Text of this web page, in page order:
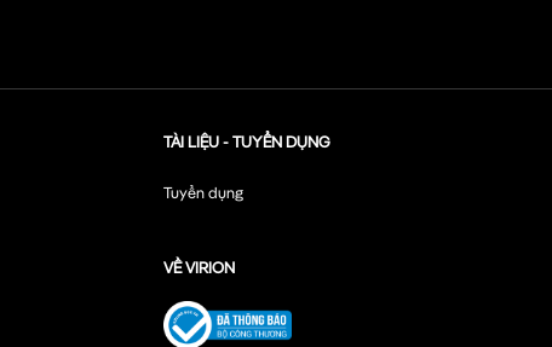
TÀI LIỆU - TUYỂN DỤNG
Tuyển dụng
VỀ VIRION